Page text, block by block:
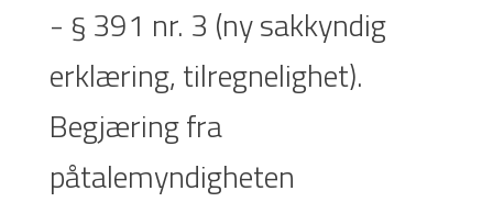
- § 391 nr. 3 (ny sakkyndig
erklæring, tilregnelighet).
Begjæring fra
påtalemyndigheten